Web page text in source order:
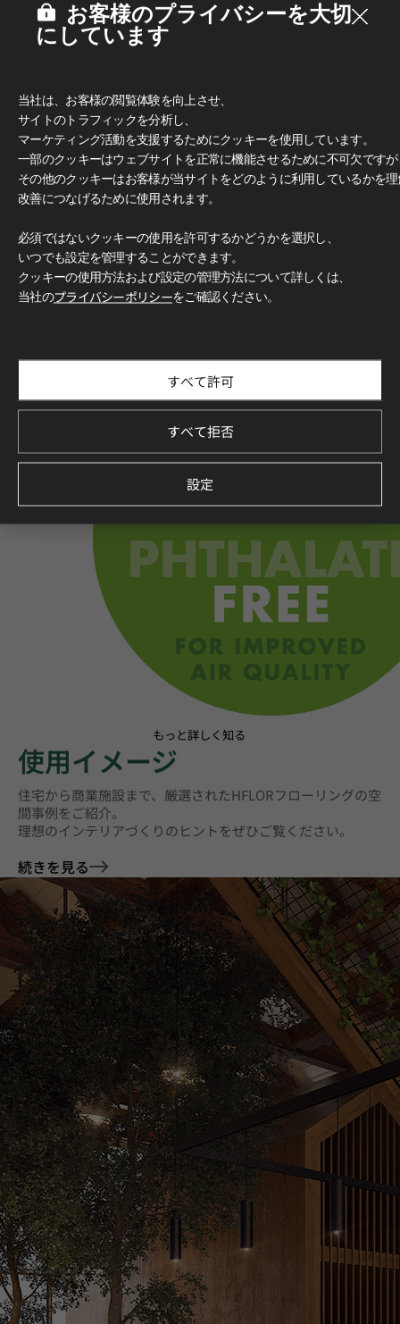
もっと詳しく知る
使用イメージ
住宅から商業施設まで、厳選されたHFLORフローリングの空
間事例をご紹介。
理想のインテリアづくりのヒントをぜひご覧ください。
続きを見る
お客様のプライバシーを大切
にしています
当社は、お客様の閲覧体験を向上させ、
サイトのトラフィックを分析し、
マーケティング活動を支援するためにクッキーを使用しています。
一部のクッキーはウェブサイトを正常に機能させるために不可欠です
その他のクッキーはお客様が当サイトをどのように利用しているかを
改善につなげるために使用されます。
必須ではないクッキーの使用を許可するかどうかを選択し、
いつでも設定を管理することができます。
クッキーの使用方法および設定の管理方法について詳しくは、
当社のプライバシーポリシーをご確認ください。
すべて許可
すべて拒否
設定